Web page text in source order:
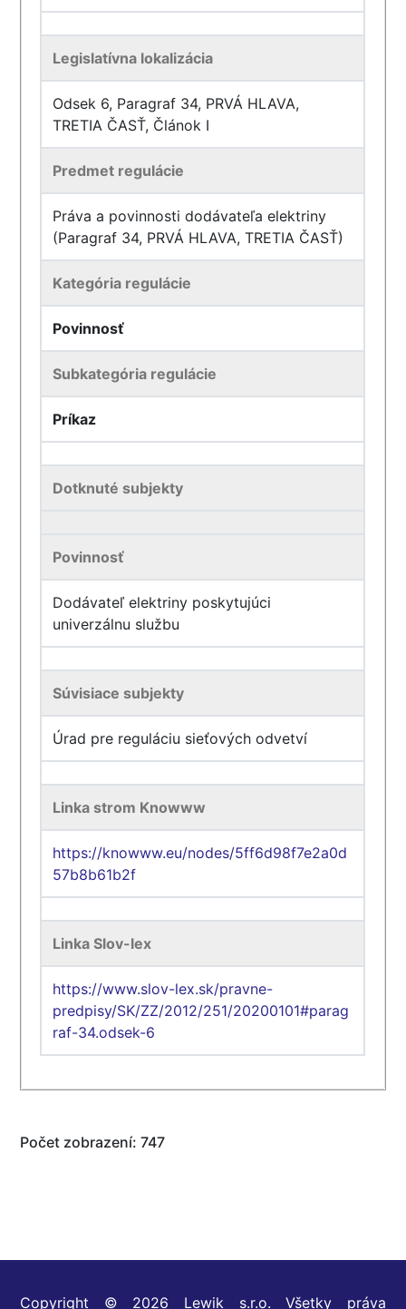
Legislatívna lokalizácia
Odsek 6, Paragraf 34, PRVÁ HLAVA,
TRETIA ČASŤ, Článok I
Predmet regulácie
Práva a povinnosti dodávateľa elektriny
(Paragraf 34, PRVÁ HLAVA, TRETIA ČASŤ)
Kategória regulácie
Povinnosť
Subkategória regulácie
Príkaz
Dotknuté subjekty
Povinnosť
Dodávateľ elektriny poskytujúci
univerzálnu službu
Súvisiace subjekty
Úrad pre reguláciu sieťových odvetví
Linka strom Knowww
https://knowww.eu/nodes/5ff6d98f7e2a0d
57b8b61b2f
Linka Slov-lex
https://www.slov-lex.sk/pravne-
predpisy/SK/ZZ/2012/251/20200101#parag
raf-34.odsek-6
Počet zobrazení: 747
Copyright © 2026 Lewik s.r.o. Všetky práva